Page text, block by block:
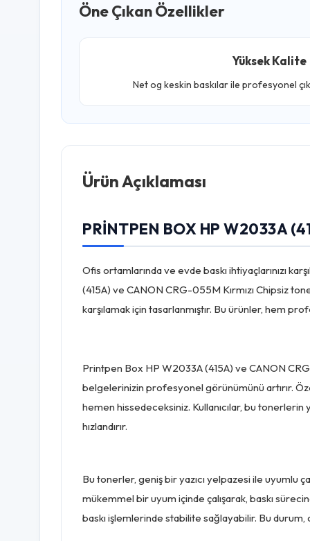
Öne Çıkan Özellikler
Yüksek Kalite
Net og keskin baskılar ile profesyonel
Ürün Açıklaması
PRINTPEN BOX HP W2033A
Ofis ortamlarında ve evde baskı ihtiyaçlarınızı
(415A) ve CANON CRG-055M Kırmızı Chipsiz
karşılamak için tasarlanmıştır. Bu ürünler, hem
Printpen Box HP W2033A (415A) ve CANON
belgelerinizin profesyonel görünümünü artırır.
hemen hissedeceksiniz. Kullanıcılar, bu tonerlerin
hızlandırır.
Bu tonerler, geniş bir yazıcı yelpazesi ile uyumlu
mükemmel bir uyum içinde çalışarak, baskı
baskı işlemlerinde stabilite sağlayabilir. Bu